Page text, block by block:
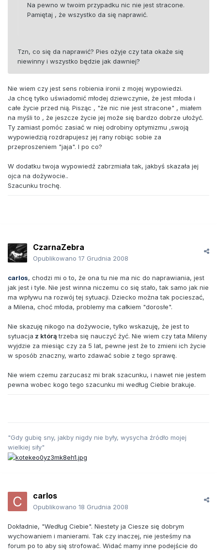
Na pewno w twoim przypadku nic nie jest stracone.
Pamiętaj , że wszystko da się naprawić.
Tzn, co się da naprawić? Pies ożyje czy tata okaże się
niewinny i wszystko będzie jak dawniej?
Nie wiem czy jest sens robienia ironii z mojej wypowiedzi.
Ja chcę tylko uświadomić młodej dziewczynie, że jest młoda i
całe życie przed nią. Pisząc , "że nic nie jest stracone" , miałem
na myśli to , że jeszcze życie jej może się bardzo dobrze ułożyć.
Ty zamiast pomóc zasiać w niej odrobiny optymizmu ,swoją
wypowiedzią rozdrapujesz jej rany robiąc sobie za
przeproszeniem "jaja". I po co?
W dodatku twoja wypowiedź zabrzmiała tak, jakbyś skazała jej
ojca na dożywocie..
Szacunku trochę.
CzarnaZebra
Opublikowano 17 Grudnia 2008
carlos, chodzi mi o to, że ona tu nie ma nic do naprawiania, jest
jak jest i tyle. Nie jest winna niczemu co się stało, tak samo jak nie
ma wpływu na rozwój tej sytuacji. Dziecko można tak pocieszać,
a Milena, choć młoda, problemy ma całkiem "dorosłe".
Nie skazuję nikogo na dożywocie, tylko wskazuję, że jest to
sytuacja z którątrzeba się nauczyć żyć. Nie wiem czy tata Mileny
wyjdzie za miesiąc czy za 5 lat, pewne jest że to zmieni ich życie
w sposób znaczny, warto zdawać sobie z tego sprawę.
Nie wiem czemu zarzucasz mi brak szacunku, i nawet nie jestem
pewna wobec kogo tego szacunku mi według Ciebie brakuje.
"Gdy gubię sny, jakby nigdy nie były, wysycha źródło mojej
wielkiej siły"
carlos
Opublikowano 18 Grudnia 2008
Dokładnie, "Według Ciebie". Niestety ja Ciesze się dobrym
wychowaniem i manierami. Tak czy inaczej, nie jesteśmy na
forum po to aby się strofować. Widać mamy inne podejście do